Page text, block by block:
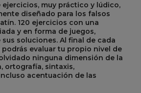
ejercicios, muy práctico y lúdico,
diseñado para los falsos
. 120 ejercicios con una
y en forma de juegos,
soluciones. Al final de cada
evaluar tu propio nivel de
ninguna dimensión de la
ortografía, sintaxis,
acentuación de las